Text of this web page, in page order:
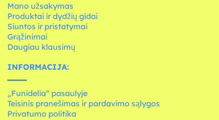
Mano užsakymas
Produktai ir dydžių gidai
Siuntos ir pristatymai
Grąžinimai
Daugiau klausimų
INFORMACIJA:
„Funidelia“ pasaulyje
Teisinis pranešimas ir pardavimo sąlygos
Privatumo politika